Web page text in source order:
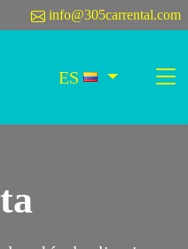
info@305carrental.com
ES